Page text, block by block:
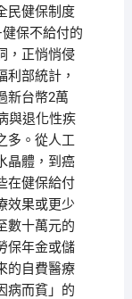
民健保制度
保不給付的
，正悄悄侵
部統計，
新台幣2萬
與退化性疾
多。從人工
晶體，到癌
在健保給付
效果或更少
數十萬元的
保年金或儲
的自費醫療
病而貧」的